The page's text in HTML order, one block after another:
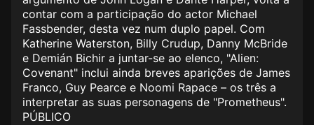
contar com a participação do actor Michael
Fassbender, desta vez num duplo papel. Com
Katherine Waterston, Billy Crudup, Danny McBride
e Demián Bichir a juntar-se ao elenco, "Alien:
Covenant" inclui ainda breves aparições de James
Franco, Guy Pearce e Noomi Rapace – os três a
interpretar as suas personagens de "Prometheus".
PÚBLICO